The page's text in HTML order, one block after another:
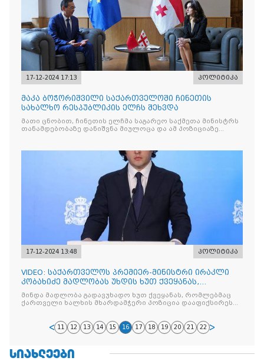
17-12-2024 17:13 პოლიტიკა
მაკა ბოჭორიშვილი საქართველოში ჩინეთის
სახალხო რესპუბლიკის ელჩს შეხვდა
მათი ცნობით, ჩინეთის ელჩმა საგარეო საქმეთა მინისტრს
თანამდებობაზე დანიშვნა მიულოცა და ამ პოზიციაზე
17-12-2024 13:48 პოლიტიკა
VIDEO: საქართველოს პრემიერ-მინისტრი ირაკლი
კობახიძე მადლობას უხდის ხუთ ქვეყანას,
რომლებმაც ქართველი ხალხის მხარდამჭერი
პოზიცია დააფიქსირეს ევროკავშირის საბჭოზე
მინდა მადლობა გადავუხადო ხუთ ქვეყანას, რომლებმაც
ქართველი ხალხის მხარდამჭერი პოზიცია დააფიქსირეს
11 12 13 14 15 16 17 18 19 20 21 22
ᲡᲘᲐᲮᲚᲔᲔᲑᲘ